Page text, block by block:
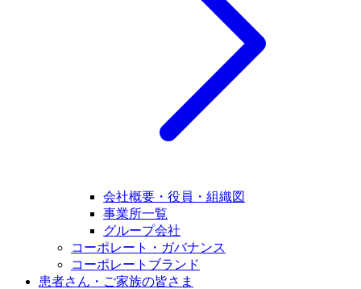
会社概要・役員・組織図
事業所一覧
グループ会社
コーポレート・ガバナンス
コーポレートブランド
患者さん・ご家族の皆さま